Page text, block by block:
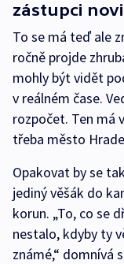
zástupci
To se má teď ale
ročně projde
mohly být vidět
v reálném čase.
rozpočet. Ten má
třeba město
Opakovat by se
jediný věšák do
korun. „To, co se
nestalo, kdyby ty
známé,“ domnívá